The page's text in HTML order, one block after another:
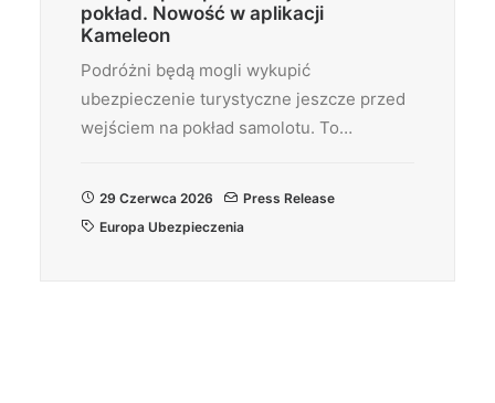
pokład. Nowość w aplikacji
Kameleon
Podróżni będą mogli wykupić
ubezpieczenie turystyczne jeszcze przed
wejściem na pokład samolotu. To…
29 Czerwca 2026
Press Release
Europa Ubezpieczenia